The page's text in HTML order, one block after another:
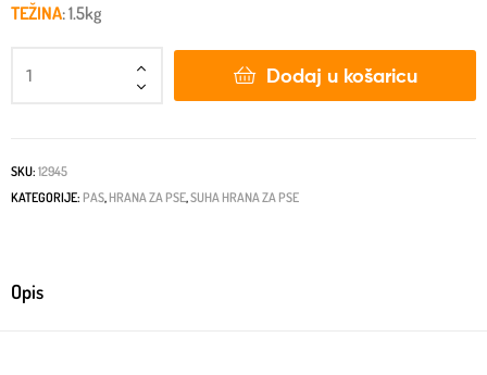
TEŽINA: 1.5kg
Dodaj u košaricu
SKU: 12945
KATEGORIJE: PAS, HRANA ZA PSE,SUHA HRANA ZA PSE
Opis